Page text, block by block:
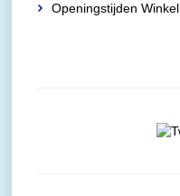
Openingstijden Winkel